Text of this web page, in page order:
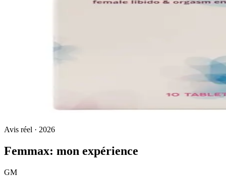
Avis réel · 2026
Femmax: mon expérience
GM